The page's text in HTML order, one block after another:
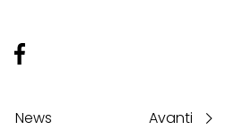
News Avanti